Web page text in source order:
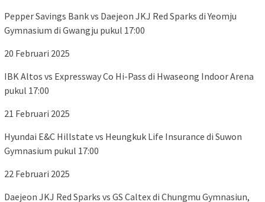
Pepper Savings Bank vs Daejeon JKJ Red Sparks di Yeomju
Gymnasium di Gwangju pukul 17:00
20 Februari 2025
IBK Altos vs Expressway Co Hi-Pass di Hwaseong Indoor Arena
pukul 17:00
21 Februari 2025
Hyundai E&C Hillstate vs Heungkuk Life Insurance di Suwon
Gymnasium pukul 17:00
22 Februari 2025
Daejeon JKJ Red Sparks vs GS Caltex di Chungmu Gymnasiun,